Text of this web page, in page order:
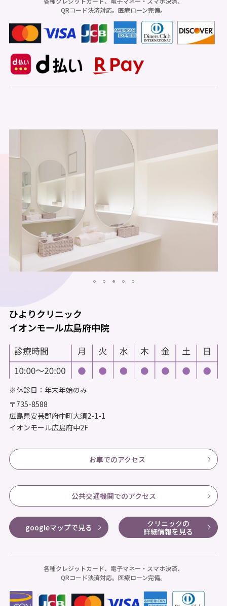
QRコード決済対応。医療ローン完備。
ひよりクリニック
イオンモール広島府中院
※休診日：年末年始のみ
〒735-8588
広島県安芸郡府中町大須2-1-1
イオンモール広島府中2F
お車でのアクセス
公共交通機関でのアクセス
googleマップで見る
クリニックの
詳細情報を見る
各種クレジットカード、電子マネー・スマホ決済、
QRコード決済対応。医療ローン完備。